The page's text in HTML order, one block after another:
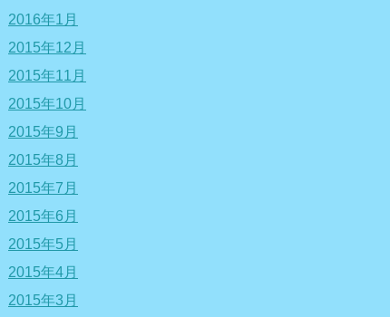
2016年1月
2015年12月
2015年11月
2015年10月
2015年9月
2015年8月
2015年7月
2015年6月
2015年5月
2015年4月
2015年3月